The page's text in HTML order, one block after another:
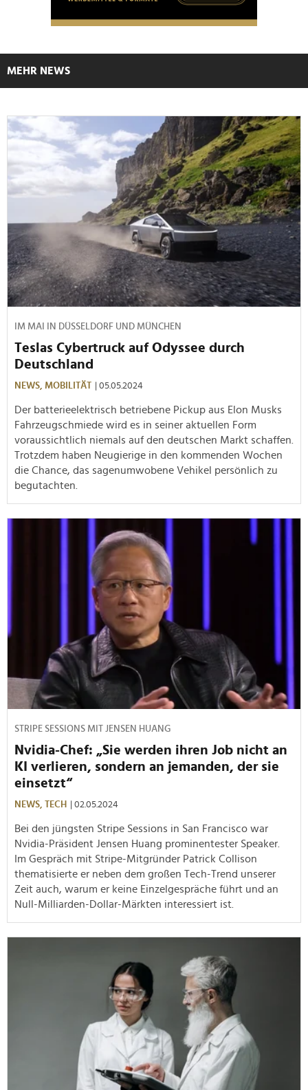
MEHR NEWS
IM MAI IN DÜSSELDORF UND MÜNCHEN
Teslas Cybertruck auf Odyssee durch
Deutschland
NEWS, MOBILITÄT | 05.05.2024
Der batterieelektrisch betriebene Pickup aus Elon Musks
Fahrzeugschmiede wird es in seiner aktuellen Form
voraussichtlich niemals auf den deutschen Markt schaffen.
Trotzdem haben Neugierige in den kommenden Wochen
die Chance, das sagenumwobene Vehikel persönlich zu
begutachten.
STRIPE SESSIONS MIT JENSEN HUANG
Nvidia-Chef: „Sie werden ihren Job nicht an
KI verlieren, sondern an jemanden, der sie
einsetzt“
NEWS, TECH | 02.05.2024
Bei den jüngsten Stripe Sessions in San Francisco war
Nvidia-Präsident Jensen Huang prominentester Speaker.
Im Gespräch mit Stripe-Mitgründer Patrick Collison
thematisierte er neben dem großen Tech-Trend unserer
Zeit auch, warum er keine Einzelgespräche führt und an
Null-Milliarden-Dollar-Märkten interessiert ist.